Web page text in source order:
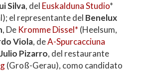
ar
ti
r
Silva, del Euskalduna Studio*
el representante del Benelux
, De Kromme Dissel* (Heelsum,
Viola, deA-Spurcacciuna
Julio Pizarro, del restaurante
⁠ (Groß-Gerau), como candidato